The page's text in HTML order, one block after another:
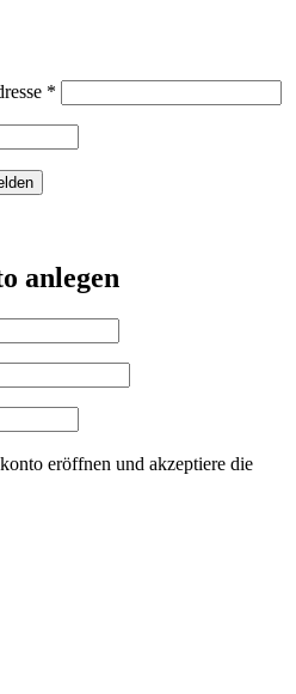
*
anlegen
eröffnen und akzeptiere die